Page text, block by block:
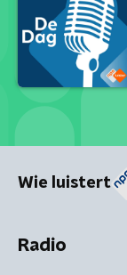
Wie luistert
Radio